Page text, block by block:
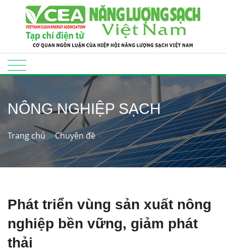
NÔNG NGHIỆP SẠCH
Trang chủ Chuyên đề
Phát triển vùng sản xuất nông
nghiệp bền vững, giảm phát
thải